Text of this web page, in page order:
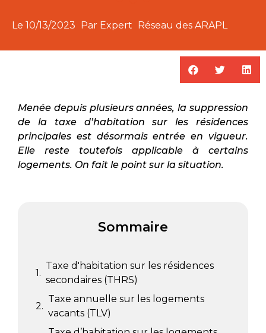
Le 10/13/2023 Par Expert Réseau des ARAPL
Menée depuis plusieurs années, la suppression
de la taxe d’habitation sur les résidences
principales est désormais entrée en vigueur.
Elle reste toutefois applicable à certains
logements. On fait le point sur la situation.
Sommaire
Taxe d'habitation sur les résidences
secondaires (THRS)
Taxe annuelle sur les logements
vacants (TLV)